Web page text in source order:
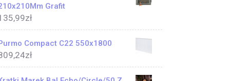
Grafit
zł
Compact C22 550x1800
zł